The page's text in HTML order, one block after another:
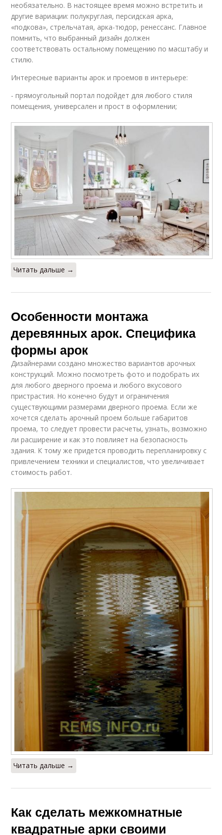
необязательно. В настоящее время можно встретить и
другие вариации: полукруглая, персидская арка,
«подкова», стрельчатая, арка-тюдор, ренессанс. Главное
помнить, что выбранный дизайн должен
соответствовать остальному помещению по масштабу и
стилю.
Интересные варианты арок и проемов в интерьере:
- прямоугольный портал подойдет для любого стиля
помещения, универсален и прост в оформлении;
Читать дальше →
Особенности монтажа
деревянных арок. Специфика
формы арок
Дизайнерами создано множество вариантов арочных
конструкций. Можно посмотреть фото и подобрать их
для любого дверного проема и любого вкусового
пристрастия. Но конечно будут и ограничения
существующими размерами дверного проема. Если же
хочется сделать арочный проем больше габаритов
проема, то следует провести расчеты, узнать, возможно
ли расширение и как это повлияет на безопасность
здания. К тому же придется проводить перепланировку с
привлечением техники и специалистов, что увеличивает
стоимость работ.
Читать дальше →
Как сделать межкомнатные
квадратные арки своими